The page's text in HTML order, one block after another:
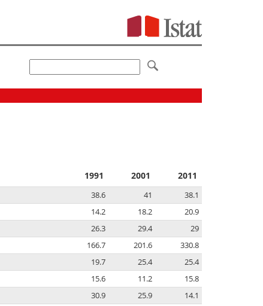
1991 2001 2011
38.6 41
38.1
14.2 18.2
20.9
26.3 29.4
29
166.7 201.6
330.8
19.7 25.4
25.4
15.6 11.2
15.8
30.9 25.9
14.1